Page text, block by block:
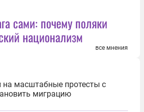
сами: почему поляки
национализм
все мнения
масштабные протесты с
миграцию